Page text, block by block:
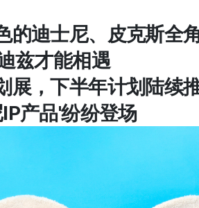
的迪士尼、皮克斯全
兹才能相遇
展，下半年计划陆续
产品'纷纷登场